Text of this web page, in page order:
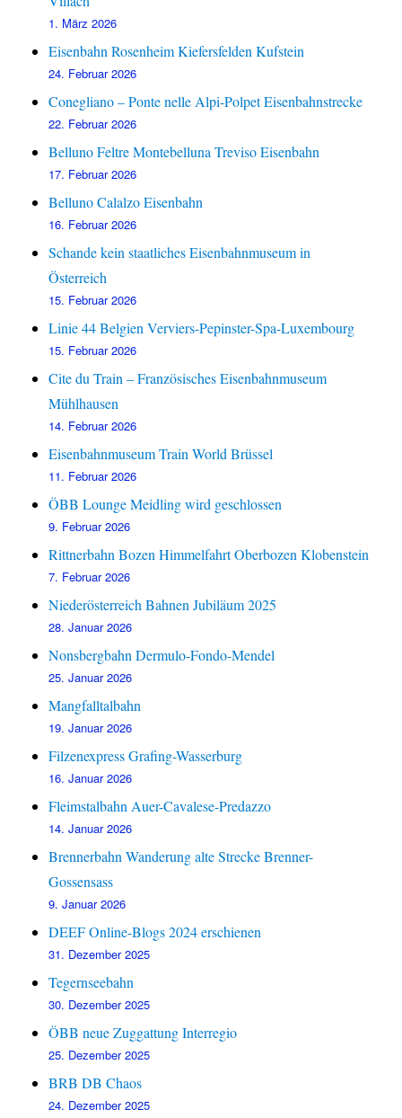
1. März 2026
Eisenbahn Rosenheim Kiefersfelden Kufstein
24. Februar 2026
Conegliano – Ponte nelle Alpi-Polpet Eisenbahnstrecke
22. Februar 2026
Belluno Feltre Montebelluna Treviso Eisenbahn
17. Februar 2026
Belluno Calalzo Eisenbahn
16. Februar 2026
Schande kein staatliches Eisenbahnmuseum in
Österreich
15. Februar 2026
Linie 44 Belgien Verviers-Pepinster-Spa-Luxembourg
15. Februar 2026
Cite du Train – Französisches Eisenbahnmuseum
Mühlhausen
14. Februar 2026
Eisenbahnmuseum Train World Brüssel
11. Februar 2026
ÖBB Lounge Meidling wird geschlossen
9. Februar 2026
Rittnerbahn Bozen Himmelfahrt Oberbozen Klobenstein
7. Februar 2026
Niederösterreich Bahnen Jubiläum 2025
28. Januar 2026
Nonsbergbahn Dermulo-Fondo-Mendel
25. Januar 2026
Mangfalltalbahn
19. Januar 2026
Filzenexpress Grafing-Wasserburg
16. Januar 2026
Fleimstalbahn Auer-Cavalese-Predazzo
14. Januar 2026
Brennerbahn Wanderung alte Strecke Brenner-
Gossensass
9. Januar 2026
DEEF Online-Blogs 2024 erschienen
31. Dezember 2025
Tegernseebahn
30. Dezember 2025
ÖBB neue Zuggattung Interregio
25. Dezember 2025
BRB DB Chaos
24. Dezember 2025